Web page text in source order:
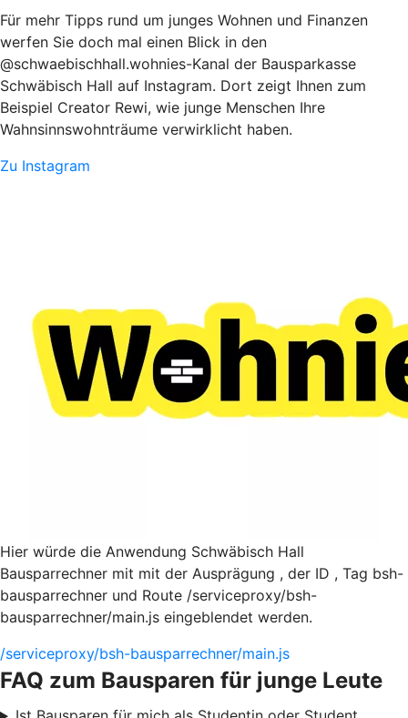
Für mehr Tipps rund um junges Wohnen und Finanzen
werfen Sie doch mal einen Blick in den
@schwaebischhall.wohnies-Kanal der Bausparkasse
Schwäbisch Hall auf Instagram. Dort zeigt Ihnen zum
Beispiel Creator Rewi, wie junge Menschen Ihre
Wahnsinnswohnträume verwirklicht haben.
Zu Instagram
Hier würde die Anwendung Schwäbisch Hall
Bausparrechner mit mit der Ausprägung , der ID , Tag bsh-
bausparrechner und Route /serviceproxy/bsh-
bausparrechner/main.js eingeblendet werden.
/serviceproxy/bsh-bausparrechner/main.js
FAQ zum Bausparen für junge Leute